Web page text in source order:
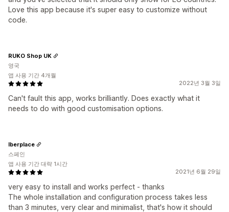
Love this app because it's super easy to customize without
code.
2022년 3월 3일
Can't fault this app, works brilliantly. Does exactly what it
needs to do with good customisation options.
RUKO Shop UK
영국
앱 사용 기간 4개월
2021년 6월 29일
very easy to install and works perfect - thanks
The whole installation and configuration process takes less
than 3 minutes, very clear and minimalist, that's how it should
Iberplace
스페인
앱 사용 기간 대략 1시간